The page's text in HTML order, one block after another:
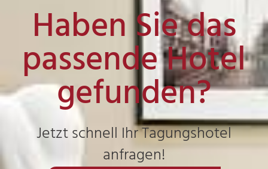
Haben Sie das
passende Hotel
gefunden?
Jetzt schnell Ihr Tagungshotel
anfragen!